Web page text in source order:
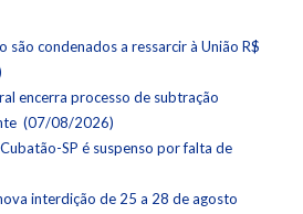
condenados a ressarcir à União R$
encerra processo de subtração
(07/08/2026)
SP é suspenso por falta de
interdição de 25 a 28 de agosto